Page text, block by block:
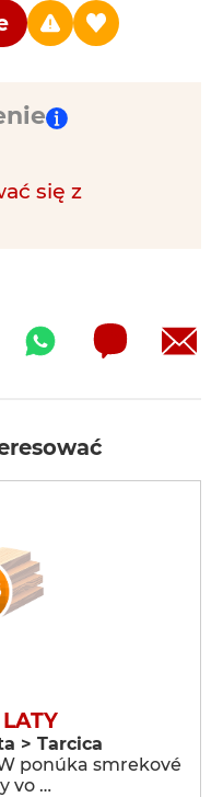
się z
> Tarcica
ponúka smrekové
vo …